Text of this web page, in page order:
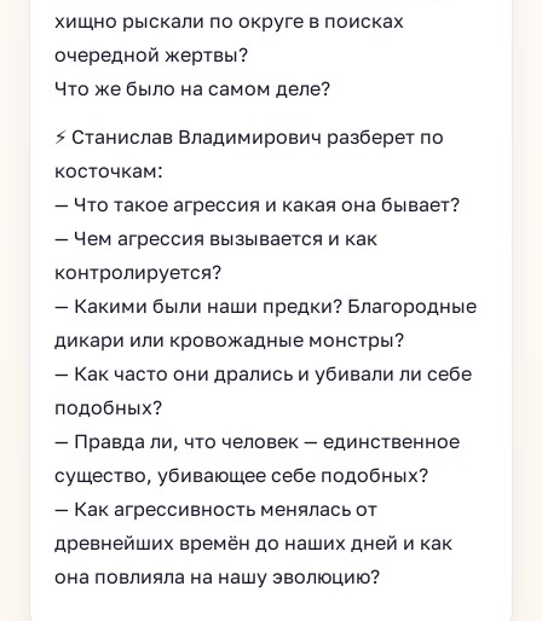
хищно рыскали по округе в поисках
очередной жертвы?
Что же было на самом деле?
⚡ Станислав Владимирович разберет по
косточкам:
— Что такое агрессия и какая она бывает?
— Чем агрессия вызывается и как
контролируется?
— Какими были наши предки? Благородные
дикари или кровожадные монстры?
— Как часто они дрались и убивали ли себе
подобных?
— Правда ли, что человек — единственное
существо, убивающее себе подобных?
— Как агрессивность менялась от
древнейших времён до наших дней и как
она повлияла на нашу эволюцию?